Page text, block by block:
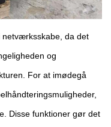
netværksskabe, da det
og
For at imødegå
Disse funktioner gør det